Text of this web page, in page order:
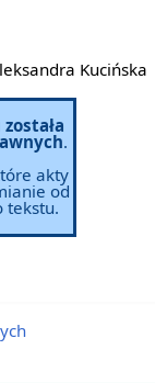
Kucińska
.
akty
od
tekstu.